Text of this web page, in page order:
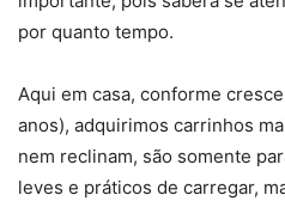
por quanto tempo.
Aqui em casa, conforme
anos), adquirimos carrinhos
nem reclinam, são somente
leves e práticos de carregar,